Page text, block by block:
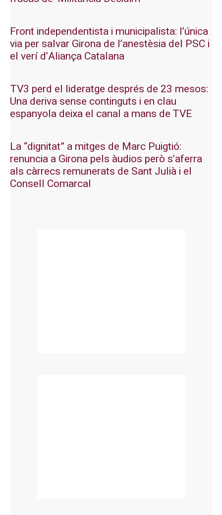
Front independentista i municipalista: l’única
via per salvar Girona de l’anestèsia del PSC i
el verí d’Aliança Catalana
TV3 perd el lideratge després de 23 mesos:
Una deriva sense continguts i en clau
espanyola deixa el canal a mans de TVE
La “dignitat” a mitges de Marc Puigtió:
renuncia a Girona pels àudios però s’aferra
als càrrecs remunerats de Sant Julià i el
Consell Comarcal